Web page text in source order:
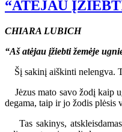
“ATĖJAU
CHIARA LUBICH
“Aš atėjau įžiebti žemėje
Šį sakinį aiškinti nelengva.
Jėzus mato savo žodį kaip
degama, taip ir jo žodis plėsis
Tas sakinys,